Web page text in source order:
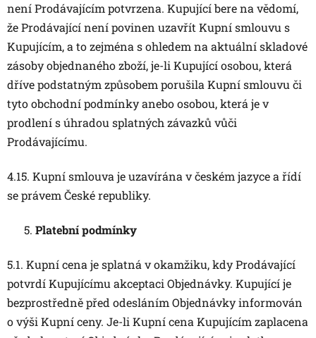
není Prodávajícím potvrzena. Kupující bere na vědomí,
že Prodávající není povinen uzavřít Kupní smlouvu s
Kupujícím, a to zejména s ohledem na aktuální skladové
zásoby objednaného zboží, je-li Kupující osobou, která
dříve podstatným způsobem porušila Kupní smlouvu či
tyto obchodní podmínky anebo osobou, která je v
prodlení s úhradou splatných závazků vůči
Prodávajícímu.
4.15. Kupní smlouva je uzavírána v českém jazyce a řídí
se právem České republiky.
Platební podmínky
5.1. Kupní cena je splatná v okamžiku, kdy Prodávající
potvrdí Kupujícímu akceptaci Objednávky. Kupující je
bezprostředně před odesláním Objednávky informován
o výši Kupní ceny. Je-li Kupní cena Kupujícím zaplacena